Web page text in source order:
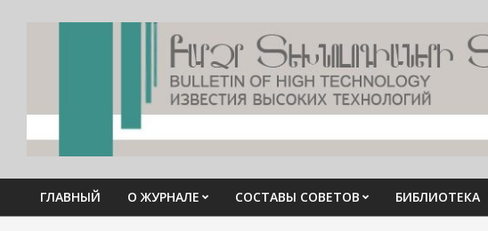
Primary
ГЛАВНЫЙ О ЖУРНАЛЕ СОСТАВЫ СОВЕТОВ БИБЛИОТЕКА